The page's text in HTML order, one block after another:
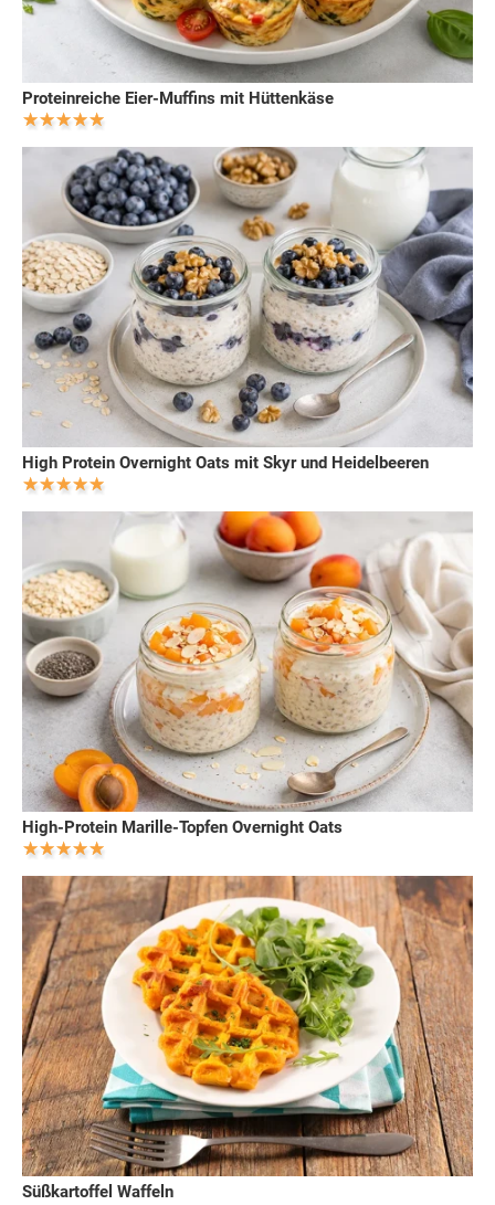
Proteinreiche Eier-Muffins mit Hüttenkäse
High Protein Overnight Oats mit Skyr und Heidelbeeren
High-Protein Marille-Topfen Overnight Oats
Süßkartoffel Waffeln